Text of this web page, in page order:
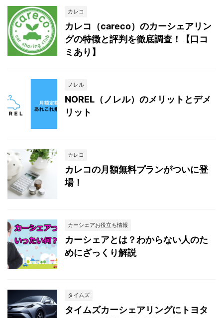
カレコ
カレコ（careco）のカーシェアリン
グの特徴と評判を徹底調査！【口コ
ミあり】
ノレル
NOREL（ノレル）のメリットとデメ
リット
カレコ
カレコの月額無料プランがついに登
場！
カーシェアお役立ち情報
カーシェアとは？わからない人のた
めにざっくり解説
タイムズ
タイムズカーシェアリングにトヨタ